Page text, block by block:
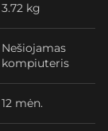
3.72 kg
Nešiojamas
kompiuteris
12 mėn.